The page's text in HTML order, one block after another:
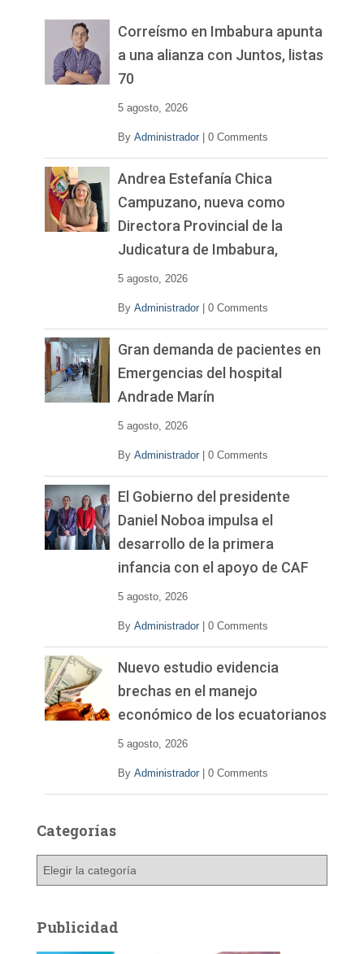
Correísmo en Imbabura apunta
a una alianza con Juntos, listas
70
5 agosto, 2026
By Administrador 0 Comments
Andrea Estefanía Chica
Campuzano, nueva como
Directora Provincial de la
Judicatura de Imbabura,
5 agosto, 2026
By Administrador 0 Comments
Gran demanda de pacientes en
Emergencias del hospital
Andrade Marín
5 agosto, 2026
By Administrador 0 Comments
El Gobierno del presidente
Daniel Noboa impulsa el
desarrollo de la primera
infancia con el apoyo de CAF
5 agosto, 2026
By Administrador 0 Comments
Nuevo estudio evidencia
brechas en el manejo
económico de los ecuatorianos
5 agosto, 2026
By Administrador 0 Comments
Categorías
g
Publicidad